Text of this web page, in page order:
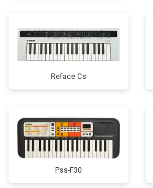
Reface Cs
Pss-F30